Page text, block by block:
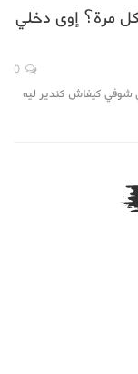
مرة؟ إوى دخلي
شوفي كيفاش كندير ليه